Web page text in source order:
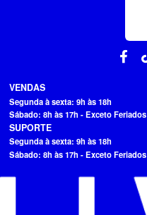
VENDAS
Segunda à sexta: 9h às 18h
Sábado: 8h às 17h - Exceto Feriados
SUPORTE
Segunda à sexta: 9h às 18h
Sábado: 8h às 17h - Exceto Feriados